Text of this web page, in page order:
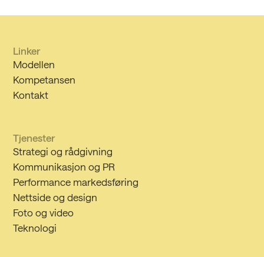
Linker
Modellen
Kompetansen
Kontakt
Tjenester
Strategi og rådgivning
Kommunikasjon og PR
Performance markedsføring
Nettside og design
Foto og video
Teknologi